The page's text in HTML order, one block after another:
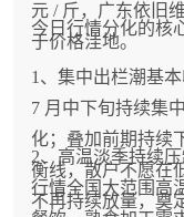
元 / 斤，广东依旧
于价格洼地。
今日行情分化的核
1、集中出栏潮基
7 月中下旬持续集
化；叠加前期持续
衡线，散户不愿在
不再持续放量，奠
2、高温淡季持续
行情全国大范围高